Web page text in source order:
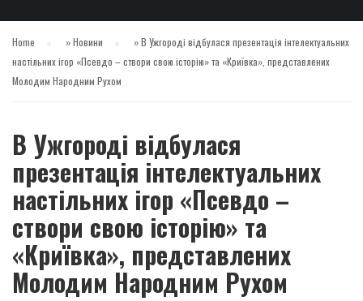
Home »Новини »В Ужгороді відбулася презентація інтелектуальних
настільних ігор «Псевдо – створи свою історію» та «Криївка», представлених
Молодим Народним Рухом
В Ужгороді відбулася
презентація інтелектуальних
настільних ігор «Псевдо –
створи свою історію» та
«Криївка», представлених
Молодим Народним Рухом